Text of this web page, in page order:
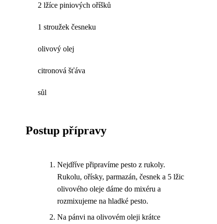
2 lžíce piniových oříšků
1 stroužek česneku
olivový olej
citronová šťáva
sůl
Postup přípravy
Nejdříve připravíme pesto z rukoly.
Rukolu, ořísky, parmazán, česnek a 5 lžic
olivového oleje dáme do mixéru a
rozmixujeme na hladké pesto.
Na pánvi na olivovém oleji krátce